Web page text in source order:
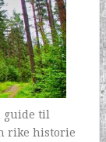
guide til
rike historie